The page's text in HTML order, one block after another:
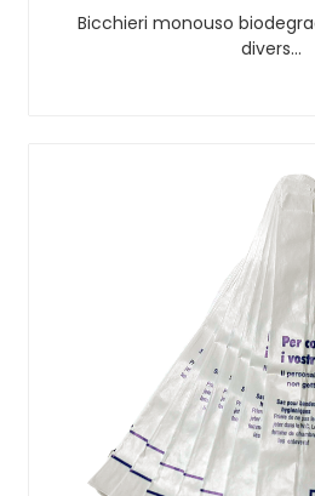
Bicchieri monouso
divers…